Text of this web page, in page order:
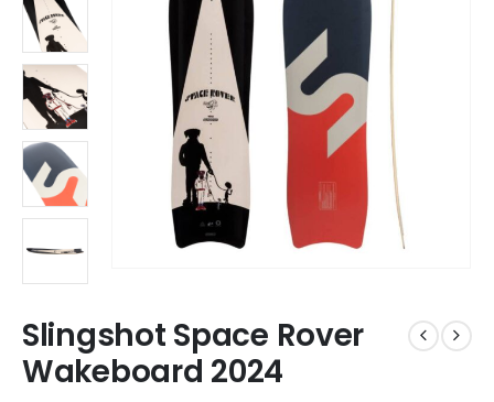
Slingshot Space Rover
Wakeboard 2024